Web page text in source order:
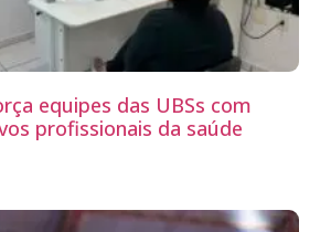
equipes das UBSs com
profissionais da saúde